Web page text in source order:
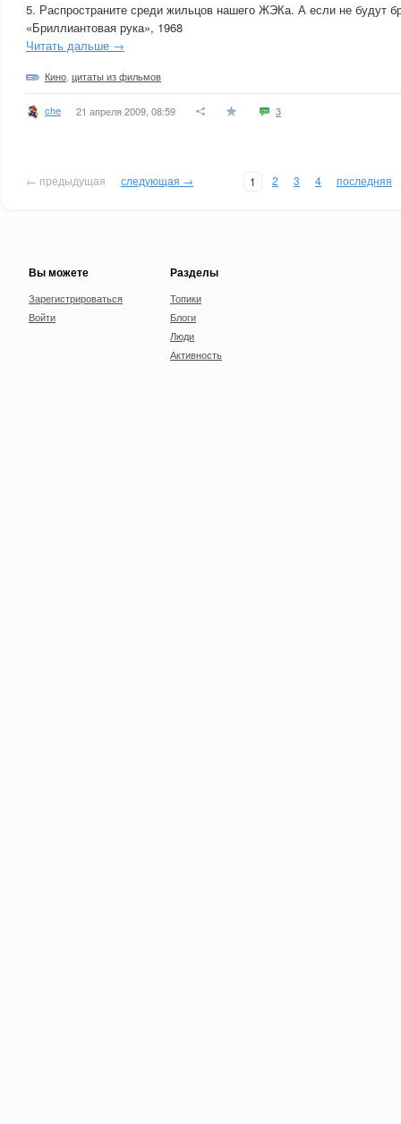
5. Распространите среди жильцов нашего ЖЭКа. А если не будут
«Бриллиантовая рука», 1968
Читать дальше →
Кино цитаты из фильмов
che 21 апреля 2009, 08:59 3
← предыдущая следующая → 1 2 3 4 последняя
Вы можете
Зарегистрироваться
Войти
Разделы
Топики
Блоги
Люди
Активность